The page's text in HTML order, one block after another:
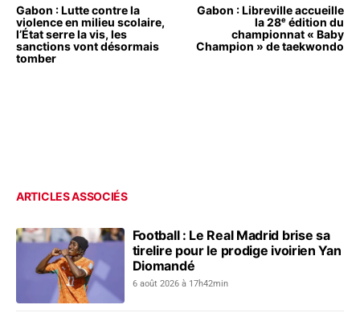
Gabon : Lutte contre la
violence en milieu scolaire,
l’État serre la vis, les
sanctions vont désormais
tomber
Gabon : Libreville accueille
la 28ᵉ édition du
championnat « Baby
Champion » de taekwondo
ARTICLES ASSOCIÉS
Football : Le Real Madrid brise sa
tirelire pour le prodige ivoirien Yan
Diomandé
6 août 2026 à 17h42min